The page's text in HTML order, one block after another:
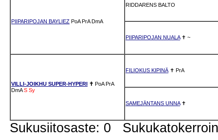
PIIPARIPOJAN BAYLIEZ PoA PrA DmA
RIDDARENS BALTO
PIIPARIPOJAN NUALA✝ ~
VILLI-JOIKHU SUPER-HYPERI ✝ PoA PrA
DmA S Sy
FILIOKUS KIPINÄ ✝ PrA
SAMEJÄNTANS UNNA✝
Sukusiitosaste: 0